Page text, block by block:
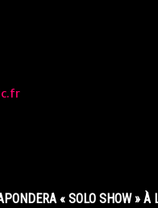
« SOLO SHOW » À